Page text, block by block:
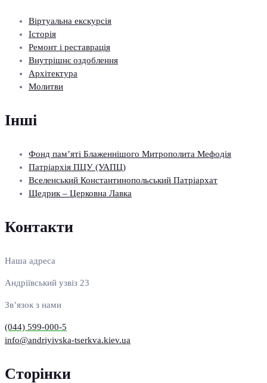
Віртуальна екскурсія
Історія
Ремонт і реставрація
Внутрішнє оздоблення
Архітектура
Молитви
Інші
Фонд пам’яті Блаженнішого Митрополита Мефодія
Патріархія ПЦУ (УАПЦ)
Вселенський Константинопольський Патріархат
Щедрик – Церковна Лавка
Контакти
Наша адреса
Андріївський узвіз 23
Зв’язок з нами
(044) 599-000-5
info@andriyivska-tserkva.kiev.ua
Сторінки